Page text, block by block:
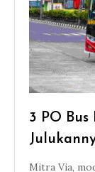
3 PO
Mitra Via,